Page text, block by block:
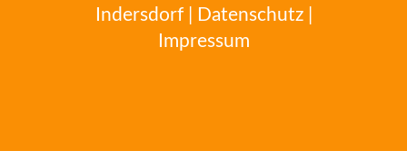
Indersdorf| Datenschutz|
Impressum